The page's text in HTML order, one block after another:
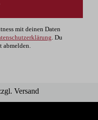
mit deinen Daten
. Du
abmelden.
Versand